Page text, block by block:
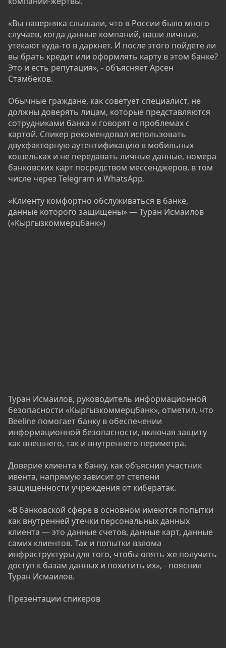
«Вы наверняка слышали, что в России было много
случаев, когда данные компаний, ваши личные,
утекают куда-то в даркнет. И после этого пойдете ли
вы брать кредит или оформлять карту в этом банке?
Это и есть репутация», - объясняет Арсен
Стамбеков.
Обычные граждане, как советует специалист, не
должны доверять лицам, которые представляются
сотрудниками банка и говорят о проблемах с
картой. Спикер рекомендовал использовать
двухфакторную аутентификацию в мобильных
кошельках и не передавать личные данные, номера
банковских карт посредством мессенджеров, в том
числе через Telegram и WhatsApp.
«Клиенту комфортно обслуживаться в банке,
данные которого защищены» — Туран Исмаилов
(«Кыргызкоммерцбанк»)
Туран Исмаилов, руководитель информационной
безопасности «Кыргызкоммерцбанк», отметил, что
Beeline помогает банку в обеспечении
информационной безопасности, включая защиту
как внешнего, так и внутреннего периметра.
Доверие клиента к банку, как объяснил участник
ивента, напрямую зависит от степени
защищенности учреждения от кибератак.
«В банковской сфере в основном имеются попытки
как внутренней утечки персональных данных
клиента — это данные счетов, данные карт, данные
самих клиентов. Так и попытки взлома
инфраструктуры для того, чтобы опять же получить
доступ к базам данных и похитить их», - пояснил
Туран Исмаилов.
Презентации спикеров